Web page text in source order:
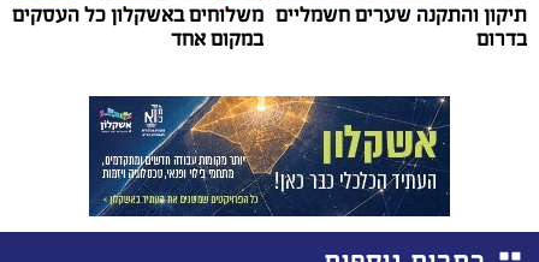
תיקון והתקנה שערים חשמליים
בדרום
משלוחים באשקלון כל העסקים
במקום אחד